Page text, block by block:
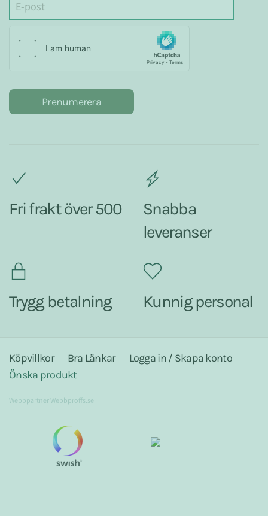
Prenumerera
Fri frakt över 500
Snabba
leveranser
Trygg betalning Kunnig personal
Köpvillkor Bra Länkar
Logga in / Skapa konto
Önska produkt
WebbpartnerWebbproffs.se